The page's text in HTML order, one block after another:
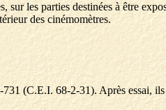
les parties destinées à être
des cinémomètres.
(C.E.I. 68-2-31). Après essai,